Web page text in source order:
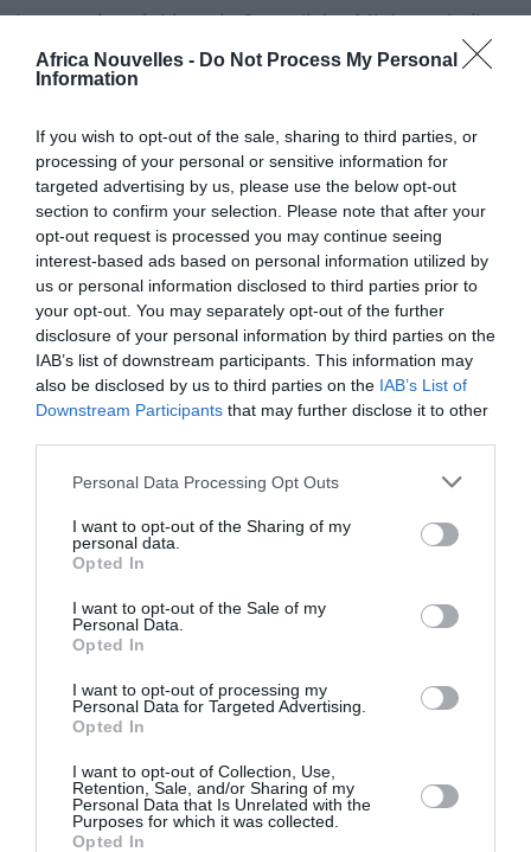
Africa Nouvelles - Do Not Process My Personal
Information
If you wish to opt-out of the sale, sharing to third parties, or
processing of your personal or sensitive information for
targeted advertising by us, please use the below opt-out
section to confirm your selection. Please note that after your
opt-out request is processed you may continue seeing
interest-based ads based on personal information utilized by
us or personal information disclosed to third parties prior to
your opt-out. You may separately opt-out of the further
disclosure of your personal information by third parties on the
IAB’s list of downstream participants. This information may
also be disclosed by us to third parties on the IAB’s List of
Downstream Participants that may further disclose it to other
Personal Data Processing Opt Outs
I want to opt-out of the Sharing of my
personal data.
Opted In
I want to opt-out of the Sale of my
Personal Data.
Opted In
I want to opt-out of processing my
Personal Data for Targeted Advertising.
Opted In
I want to opt-out of Collection, Use,
Retention, Sale, and/or Sharing of my
Personal Data that Is Unrelated with the
Purposes for which it was collected.
Opted In
Leyer et le président du Conseil des Ministres italien,
Giuseppe Conte, à Rome, avec un regard sur le futur
de l’Europe.
De nombreux sujets étaient à l’ordre du jour: du nom
du commissaire italien à la nécessité de mettre en
œuvre avec l’Europe un plan de relance pour le Sud de
l’Italie ainsi que la lutte contre le changement
climatique, mais surtout la question des migrants.
Nous devons modifier le règlement de Dublin et
impensable que le problème, comme c’est encore le
cas, reste sur les épaules des pays de première
arrivée», a déclaré Giuseppe Conte.
La Présidente s’est déclarée disposée à ouvrir un
dialogue sur cette question.
Et bien, je veux proposer un nouveau pacte pour la
migration et l’asile, nous avons besoin d’une nouvelle
solution et cela fait partie de notre monde globalisé,
nous voulons que les procédures soient efficaces,